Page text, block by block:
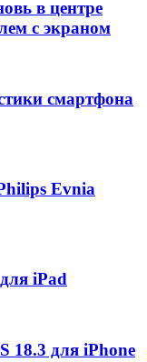
в центре
с экраном
смартфона
Evnia
iPad
18.3 для iPhone